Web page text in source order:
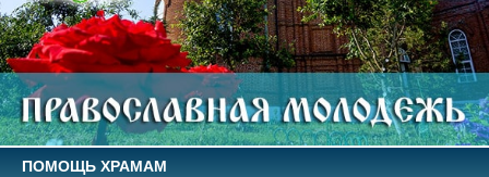
ПОМОЩЬ ХРАМАМ